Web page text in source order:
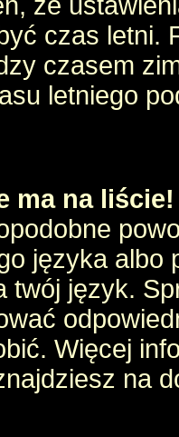
czas letni.
czasem
letniego
ma na liście!
języka albo
twój język.
Więcej
na